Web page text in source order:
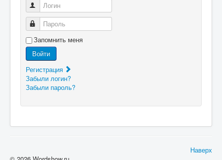
Логин
Пароль
Запомнить меня
Войти
Регистрация
Забыли логин?
Забыли пароль?
Наверх